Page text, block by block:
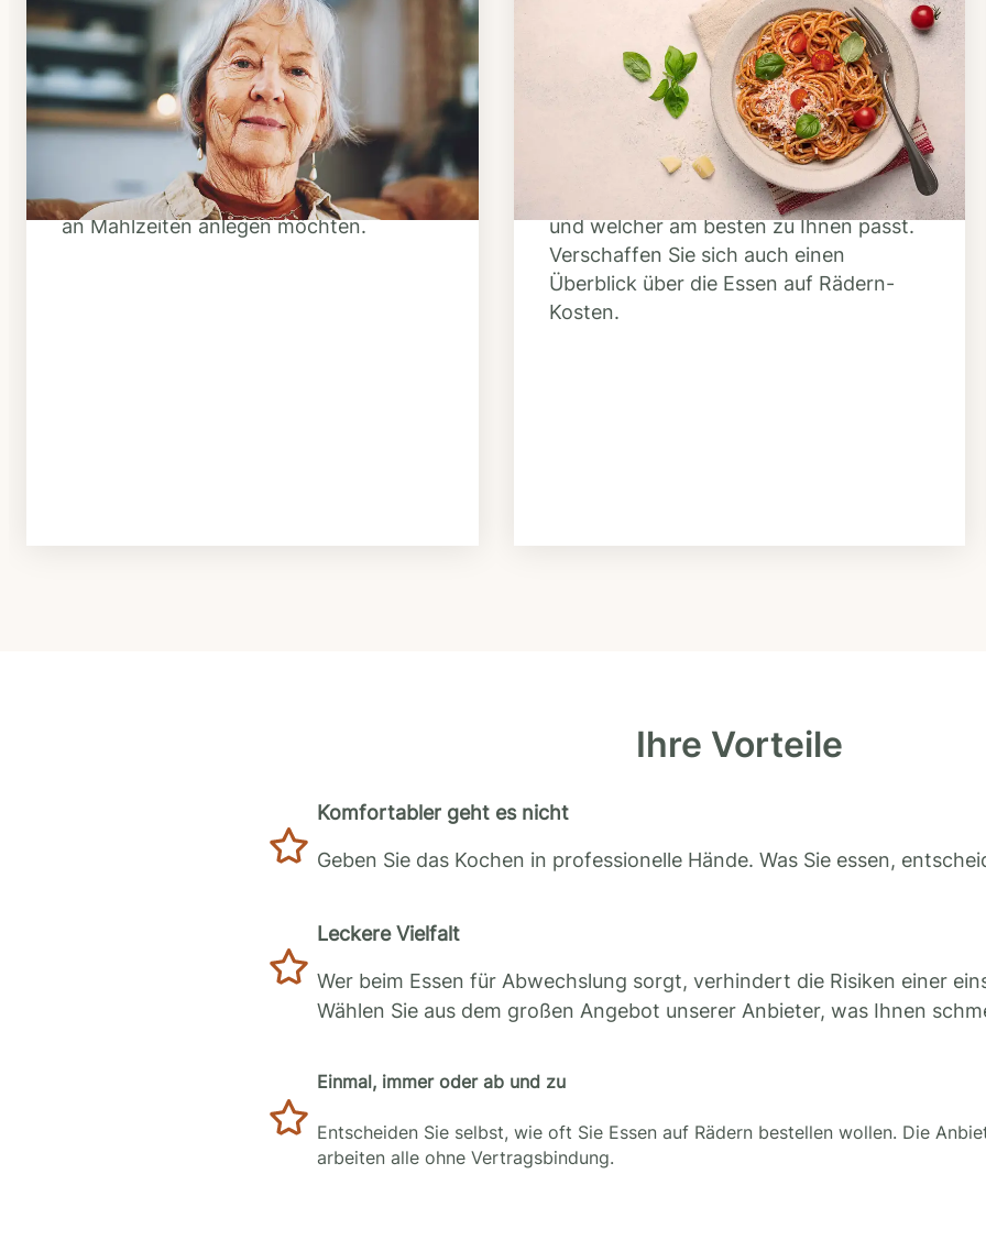
Schritt 1
Klarheit schaffen
Überlegen Sie, ob Ihnen das Essen
täglich verzehrfertig geliefert werden
soll oder Sie sich einen Tiefkühl-Vorrat
an Mahlzeiten anlegen möchten.
Schritt 2
Anbieter finden
Nutzen Sie unsere große Mahlzeiten-
Dienst-Suche, um herauszufinden,
welche Anbieter es in Ihrer Region gibt
und welcher am besten zu Ihnen passt.
Verschaffen Sie sich auch einen
Überblick über die Essen auf Rädern-
Kosten.
Ihre Vorteile
Komfortabler geht es nicht
Geben Sie das Kochen in professionelle Hände. Was Sie essen,
Leckere Vielfalt
Wer beim Essen für Abwechslung sorgt, verhindert die Risiken einer
Wählen Sie aus dem großen Angebot unserer Anbieter, was Ihnen
Einmal, immer oder ab und zu
Entscheiden Sie selbst, wie oft Sie Essen auf Rädern bestellen wollen. Die
arbeiten alle ohne Vertragsbindung.